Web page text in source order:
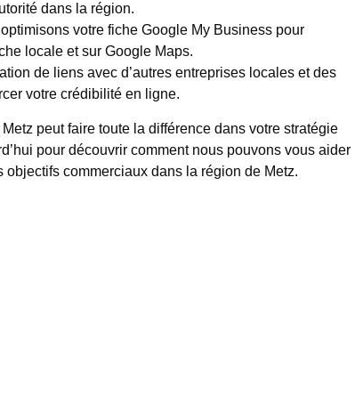
dans la région.
votre fiche Google My Business pour
locale et sur Google Maps.
de liens avec d’autres entreprises locales et des
votre crédibilité en ligne.
peut faire toute la différence dans votre stratégie
pour découvrir comment nous pouvons vous aider
commerciaux dans la région de Metz.